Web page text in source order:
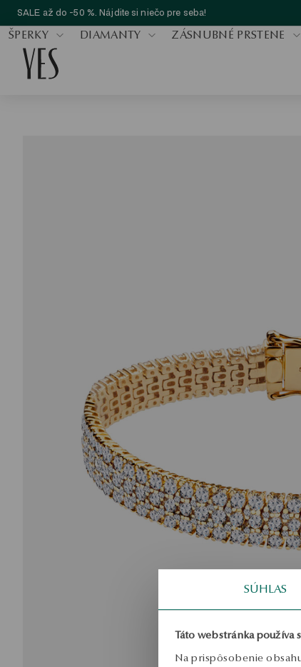
SÚHLAS
Táto webstránka používa
Na prispôsobenie
SALE až do -50 %. Nájdite si niečo pre seba!
ŠPERKY DIAMANTY ZÁSNUBNÉ PRSTENE